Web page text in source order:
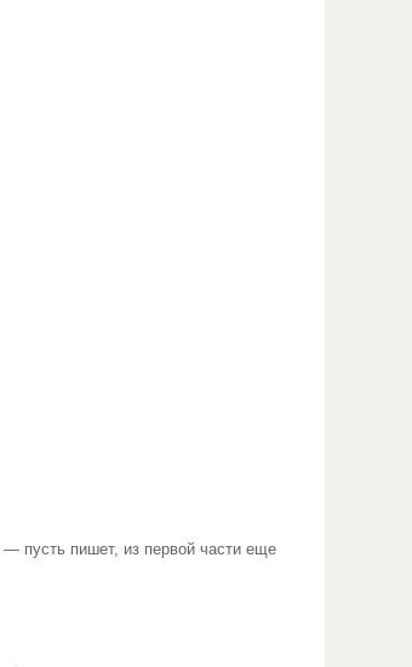
пусть пишет, из первой части еще